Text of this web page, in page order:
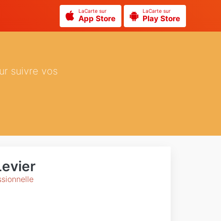
LaCarte sur
App Store
LaCarte sur
Play Store
suivre vos